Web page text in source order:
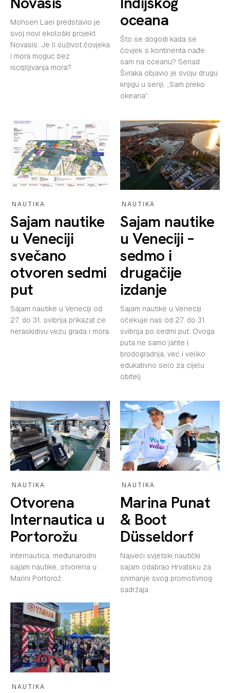
Mohsen Laei predstavio je
svoj novi ekološki projekt
Novasis. Je li suživot čovjeka
i mora moguć bez
iscrpljivanja mora?
oceana
Što se dogodi kada se
čovjek s kontinenta nađe
sam na oceanu? Senad
Švraka objavio je svoju drugu
knjigu u seriji, „Sam preko
okeana“.
NAUTIKA
Sajam nautike
u Veneciji
svečano
otvoren sedmi
put
Sajam nautike u Veneciji od
27. do 31. svibnja prikazat će
neraskidivu vezu grada i mora
NAUTIKA
Sajam nautike
u Veneciji –
sedmo i
drugačije
izdanje
Sajam nautike u Veneciji
očekuje nas od 27. do 31.
svibnja po sedmi put. Ovoga
puta ne samo jahte i
brodogradnja, već i veliko
edukativno selo za cijelu
obitelj
NAUTIKA
Otvorena
Internautica u
Portorožu
Internautica, međunarodni
sajam nautike, otvorena u
Marini Portorož
NAUTIKA
Marina Punat
& Boot
Düsseldorf
Najveći svjetski nautički
sajam odabrao Hrvatsku za
snimanje svog promotivnog
sadržaja
NAUTIKA